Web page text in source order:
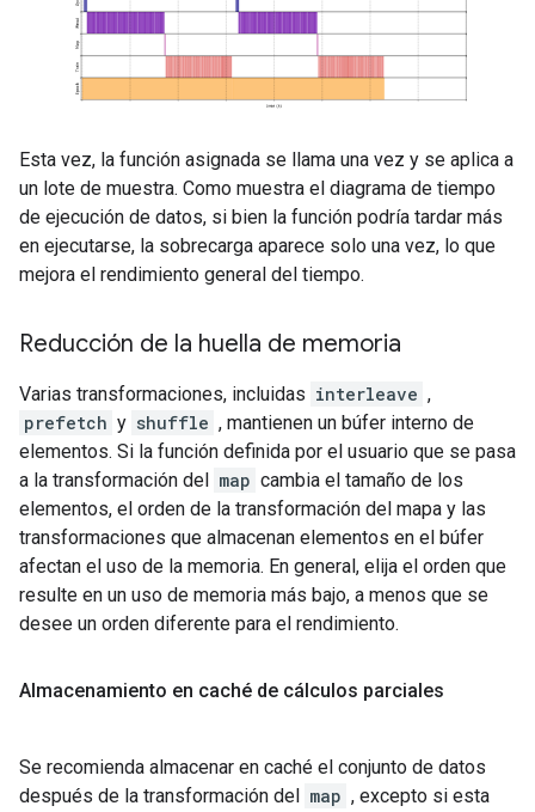
Esta vez, la función asignada se llama una vez y se aplica a
un lote de muestra. Como muestra el diagrama de tiempo
de ejecución de datos, si bien la función podría tardar más
en ejecutarse, la sobrecarga aparece solo una vez, lo que
mejora el rendimiento general del tiempo.
Reducción de la huella de memoria
Varias transformaciones, incluidas interleave ,
prefetch y shuffle , mantienen un búfer interno de
elementos. Si la función definida por el usuario que se pasa
a la transformación del
map cambia el tamaño de los
elementos, el orden de la transformación del mapa y las
transformaciones que almacenan elementos en el búfer
afectan el uso de la memoria. En general, elija el orden que
resulte en un uso de memoria más bajo, a menos que se
desee un orden diferente para el rendimiento.
Almacenamiento en caché de cálculos parciales
Se recomienda almacenar en caché el conjunto de datos
después de la transformación del
map , excepto si esta